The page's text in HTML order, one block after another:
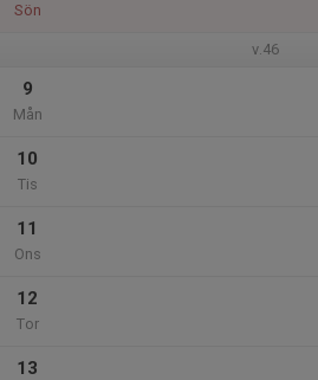
Sön
v.46
9
Mån
10
Tis
11
Ons
12
Tor
13